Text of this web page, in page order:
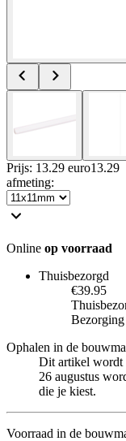
Prijs: 13.29 euro13.29
afmeting:
Online op voorraad
Thuisbezorgd
€39.95
Bezorging
Ophalen in de
Dit artikel wordt
26 augustus
die je kiest.
Voorraad in de